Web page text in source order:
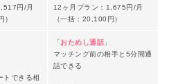
円/月
）
12ヶ月プラン：1,675円/月
（一括：20,100円）
トできる相
「おためし通話 」
マッチング前の相手と5分間通
話できる